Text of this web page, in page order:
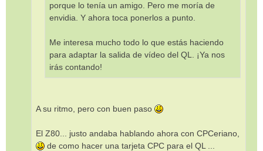
porque lo tenía un amigo. Pero me moría de
envidia. Y ahora toca ponerlos a punto.
Me interesa mucho todo lo que estás haciendo
para adaptar la salida de vídeo del QL. ¡Ya nos
irás contando!
A su ritmo, pero con buen paso
El Z80... justo andaba hablando ahora con CPCeriano,
de como hacer una tarjeta CPC para el QL ...